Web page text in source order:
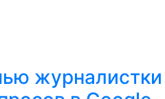
журналистки